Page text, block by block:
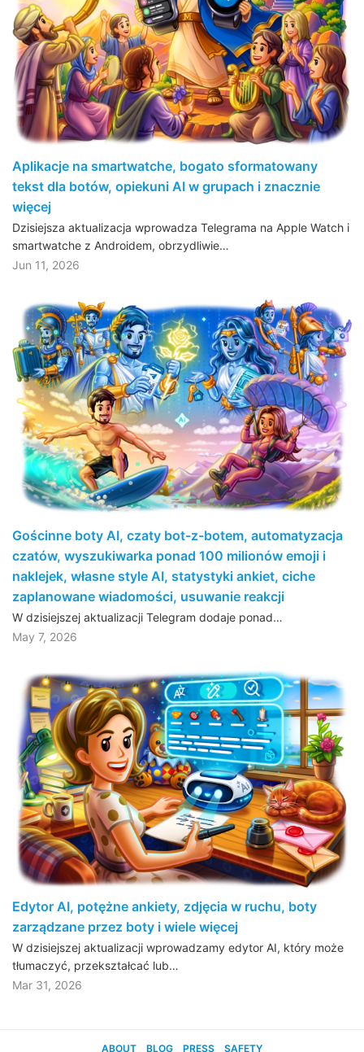
Aplikacje na smartwatche, bogato sformatowany
tekst dla botów, opiekuni AI w grupach i znacznie
więcej
Dzisiejsza aktualizacja wprowadza Telegrama na Apple Watch i
smartwatche z Androidem, obrzydliwie…
Jun 11, 2026
Gościnne boty AI, czaty bot-z-botem, automatyzacja
czatów, wyszukiwarka ponad 100 milionów emoji i
naklejek, własne style AI, statystyki ankiet, ciche
zaplanowane wiadomości, usuwanie reakcji
W dzisiejszej aktualizacji Telegram dodaje ponad…
May 7, 2026
Edytor AI, potężne ankiety, zdjęcia w ruchu, boty
zarządzane przez boty i wiele więcej
W dzisiejszej aktualizacji wprowadzamy edytor AI, który może
tłumaczyć, przekształcać lub…
Mar 31, 2026
ABOUT BLOG PRESS SAFETY